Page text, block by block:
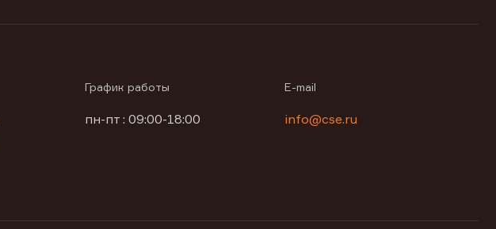
График работы
пн-пт : 09:00-18:00
E-mail
info@cse.ru